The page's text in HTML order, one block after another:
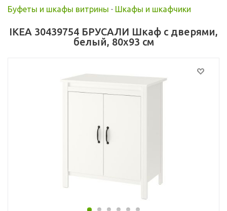
Буфеты и шкафы витрины - Шкафы и шкафчики
IKEA 30439754 БРУСАЛИ Шкаф с дверями,
белый, 80x93 см